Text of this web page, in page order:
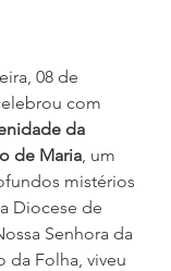
08 de
com
da
de Maria , um
mistérios
Diocese de
Senhora da
da Folha, viveu